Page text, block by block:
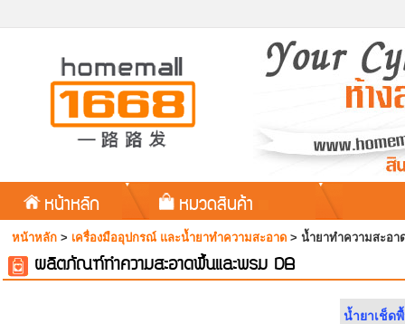
หน้าหลัก หมวดสินค้า
หน้าหลัก > เครื่องมืออุปกรณ์ และน้ำยาทำความสะอาด > น้ำยาทำความสะอ
ผลิตภัณฑ์ทำความสะอาดพื้นและพรม DB
น้ำยาเช็ด